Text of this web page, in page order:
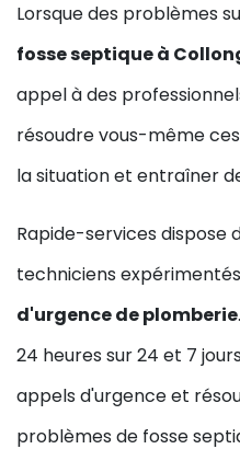
Lorsque des problèmes
fosse septique à
appel à des
résoudre vous-même
la situation et entraîner
Rapide-services dispose
techniciens
d'urgence de plomberie
24 heures sur 24 et 7
appels d'urgence et
problèmes de fosse